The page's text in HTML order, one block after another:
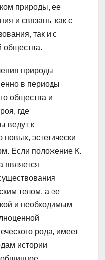
природы, ее
и связаны как с
так и с
общества.
природы
в периоды
общества и
где
ведут к
новых, эстетически
Если положение К.
является
телом, а ее
и необходимым
рода, имеет
истории